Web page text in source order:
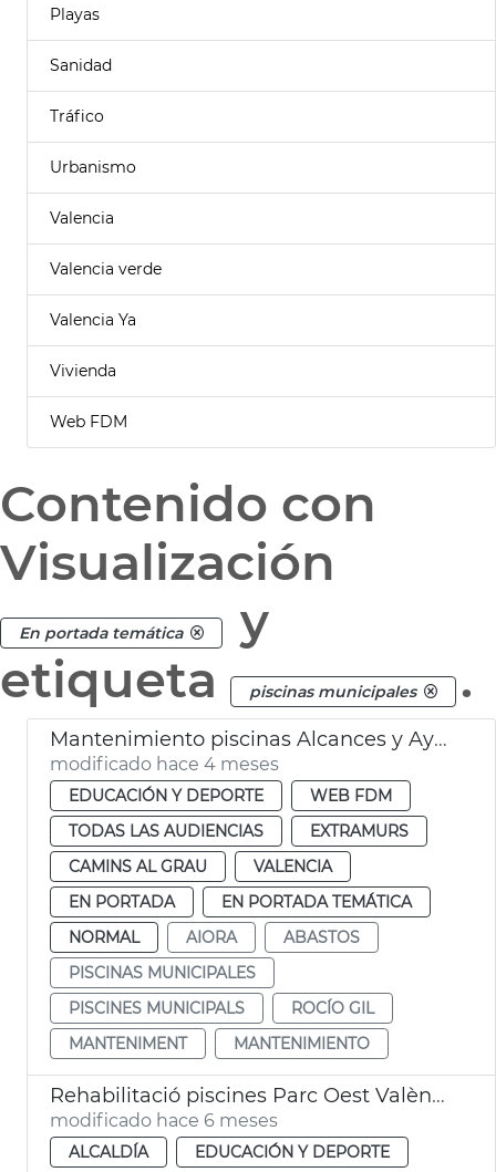
Playas
Sanidad
Tráfico
Urbanismo
Valencia
Valencia verde
Valencia Ya
Vivienda
Web FDM
Contenido con
Visualización
En portada temática
y
etiqueta
piscinas municipales .
Mantenimiento piscinas Alcances y Ayora València
modificado hace 4 meses
EDUCACIÓN Y DEPORTE
WEB FDM
TODAS LAS AUDIENCIAS
EXTRAMURS
CAMINS AL GRAU
VALENCIA
EN PORTADA
EN PORTADA TEMÁTICA
NORMAL
AIORA
ABASTOS
PISCINAS MUNICIPALES
PISCINES MUNICIPALS
ROCÍO GIL
MANTENIMENT
MANTENIMIENTO
Rehabilitació piscines Parc Oest València
modificado hace 6 meses
ALCALDÍA EDUCACIÓN Y DEPORTE